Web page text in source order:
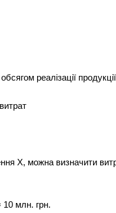
реалізації продукції
Х, можна визначити
10 млн. грн.